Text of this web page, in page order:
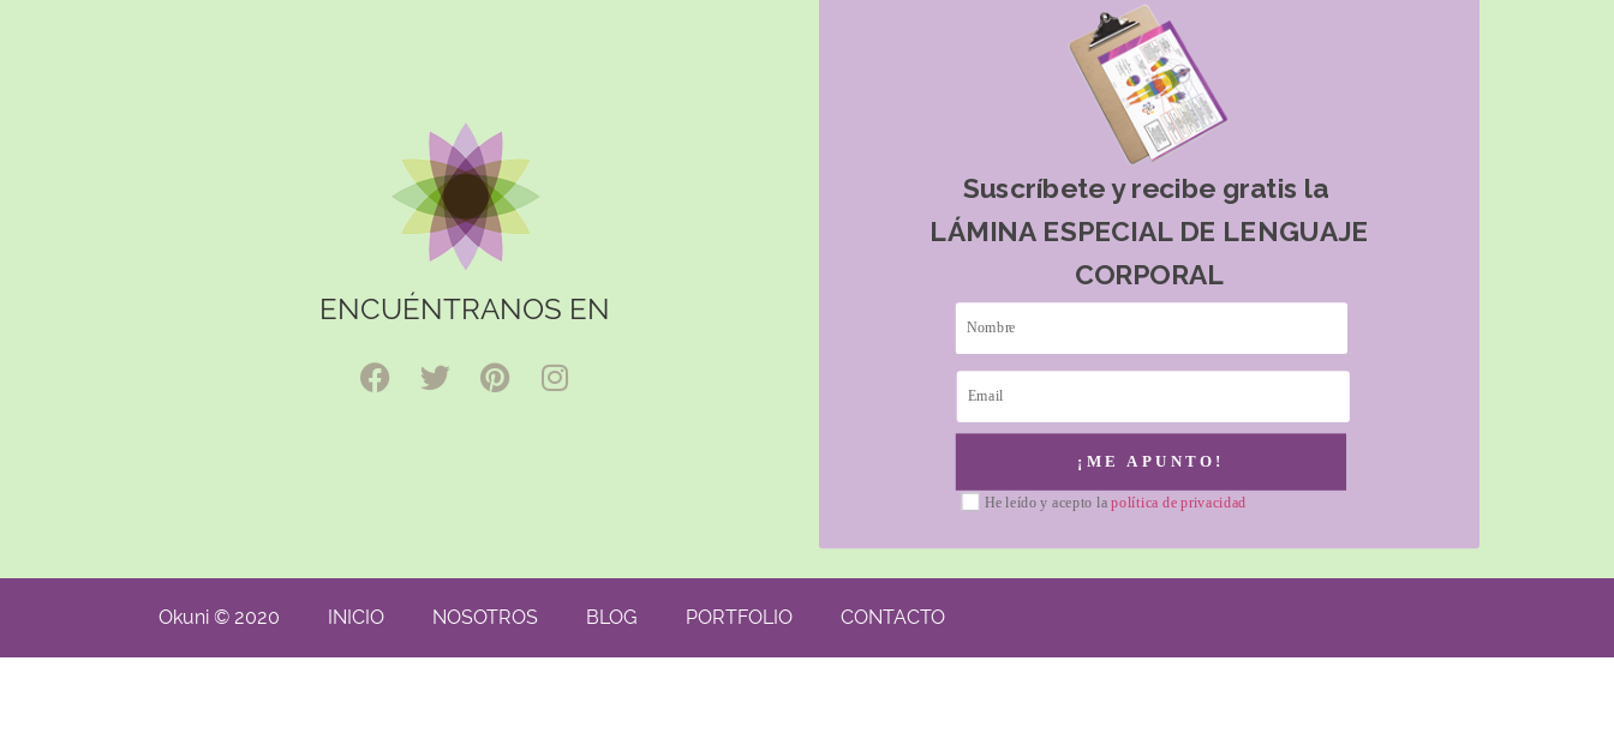
ENCUÉNTRANOS EN
Suscríbete y recibe gratis la
LÁMINA ESPECIAL DE LENGUAJE
CORPORAL
He leído y acepto lapolítica de privacidad
¡ME APUNTO!
Okuni © 2020 INICIO NOSOTROS BLOG PORTFOLIO CONTACTO